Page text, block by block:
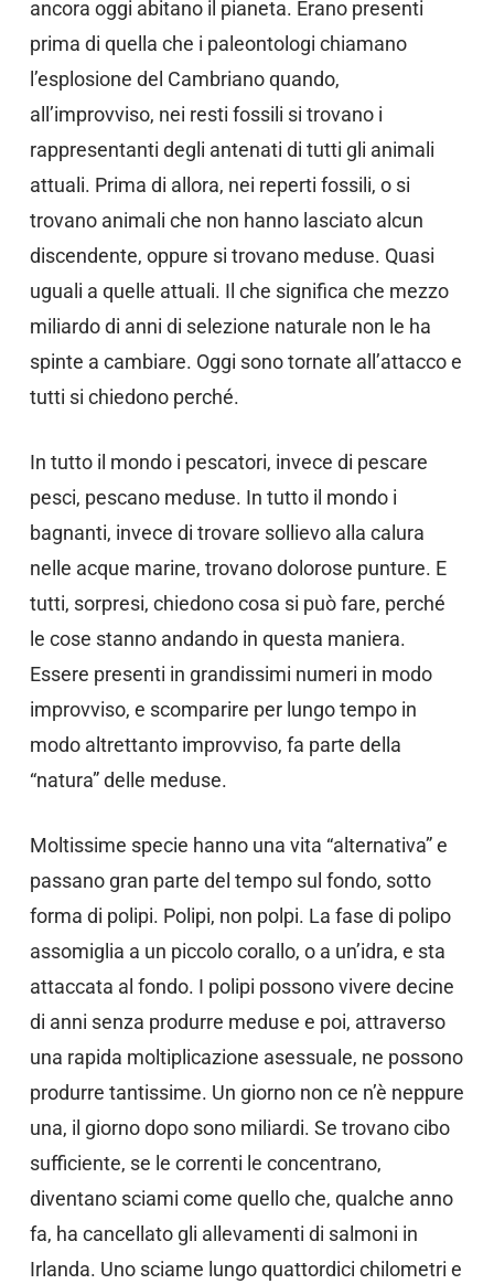
ancora oggi abitano il pianeta. Erano presenti
prima di quella che i paleontologi chiamano
l’esplosione del Cambriano quando,
all’improvviso, nei resti fossili si trovano i
rappresentanti degli antenati di tutti gli animali
attuali. Prima di allora, nei reperti fossili, o si
trovano animali che non hanno lasciato alcun
discendente, oppure si trovano meduse. Quasi
uguali a quelle attuali. Il che significa che mezzo
miliardo di anni di selezione naturale non le ha
spinte a cambiare. Oggi sono tornate all’attacco e
tutti si chiedono perché.
In tutto il mondo i pescatori, invece di pescare
pesci, pescano meduse. In tutto il mondo i
bagnanti, invece di trovare sollievo alla calura
nelle acque marine, trovano dolorose punture. E
tutti, sorpresi, chiedono cosa si può fare, perché
le cose stanno andando in questa maniera.
Essere presenti in grandissimi numeri in modo
improvviso, e scomparire per lungo tempo in
modo altrettanto improvviso, fa parte della
“natura” delle meduse.
Moltissime specie hanno una vita “alternativa” e
passano gran parte del tempo sul fondo, sotto
forma di polipi. Polipi, non polpi. La fase di polipo
assomiglia a un piccolo corallo, o a un’idra, e sta
attaccata al fondo. I polipi possono vivere decine
di anni senza produrre meduse e poi, attraverso
una rapida moltiplicazione asessuale, ne possono
produrre tantissime. Un giorno non ce n’è neppure
una, il giorno dopo sono miliardi. Se trovano cibo
sufficiente, se le correnti le concentrano,
diventano sciami come quello che, qualche anno
fa, ha cancellato gli allevamenti di salmoni in
Irlanda. Uno sciame lungo quattordici chilometri e